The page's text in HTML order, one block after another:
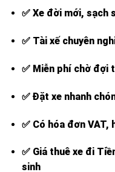
✅ Xe đời mới, sạch
✅ Tài xế chuyên
✅ Miễn phí chờ đợi
✅ Đặt xe nhanh
✅ Có hóa đơn VAT,
✅ Giá thuê xe đi
sinh